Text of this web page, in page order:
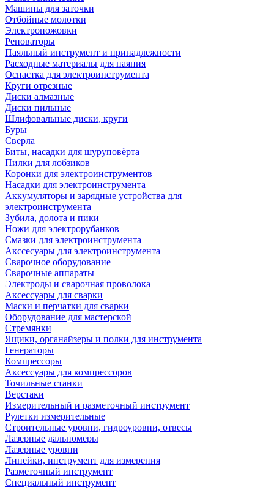
Машины для заточки
Отбойные молотки
Электроножовки
Реноваторы
Паяльный инструмент и принадлежности
Расходные материалы для паяния
Оснастка для электроинструмента
Круги отрезные
Диски алмазные
Диски пильные
Шлифовальные диски, круги
Буры
Сверла
Биты, насадки для шуруповёрта
Пилки для лобзиков
Коронки для электроинструментов
Насадки для электроинструмента
Аккумуляторы и зарядные устройства для
электроинструмента
Зубила, долота и пики
Ножи для электрорубанков
Смазки для электроинструмента
Акссесуары для электроинструмента
Сварочное оборудование
Сварочные аппараты
Электроды и сварочная проволока
Аксессуары для сварки
Маски и перчатки для сварки
Оборудование для мастерской
Стремянки
Ящики, органайзеры и полки для инструмента
Генераторы
Компрессоры
Аксессуары для компрессоров
Точильные станки
Верстаки
Измерительный и разметочный инструмент
Рулетки измерительные
Строительные уровни, гидроуровни, отвесы
Лазерные дальномеры
Лазерные уровни
Линейки, инструмент для измерения
Разметочный инструмент
Специальный инструмент